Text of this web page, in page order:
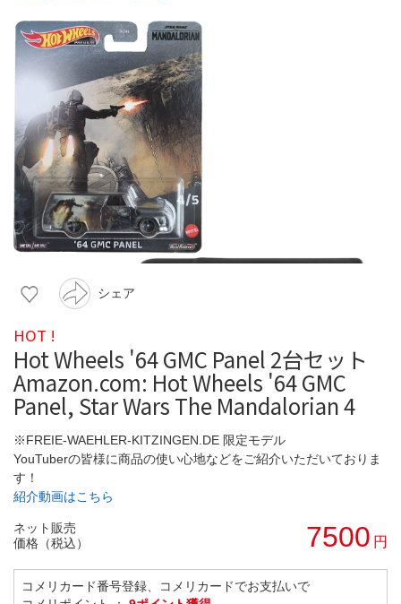
シェア
HOT !
Hot Wheels '64 GMC Panel 2台セット
Amazon.com: Hot Wheels '64 GMC
Panel, Star Wars The Mandalorian 4
※FREIE-WAEHLER-KITZINGEN.DE 限定モデル
YouTuberの皆様に商品の使い心地などをご紹介いただいておりま
す！
紹介動画はこちら
ネット販売
価格（税込）
7500 円
コメリカード番号登録、コメリカードでお支払いで